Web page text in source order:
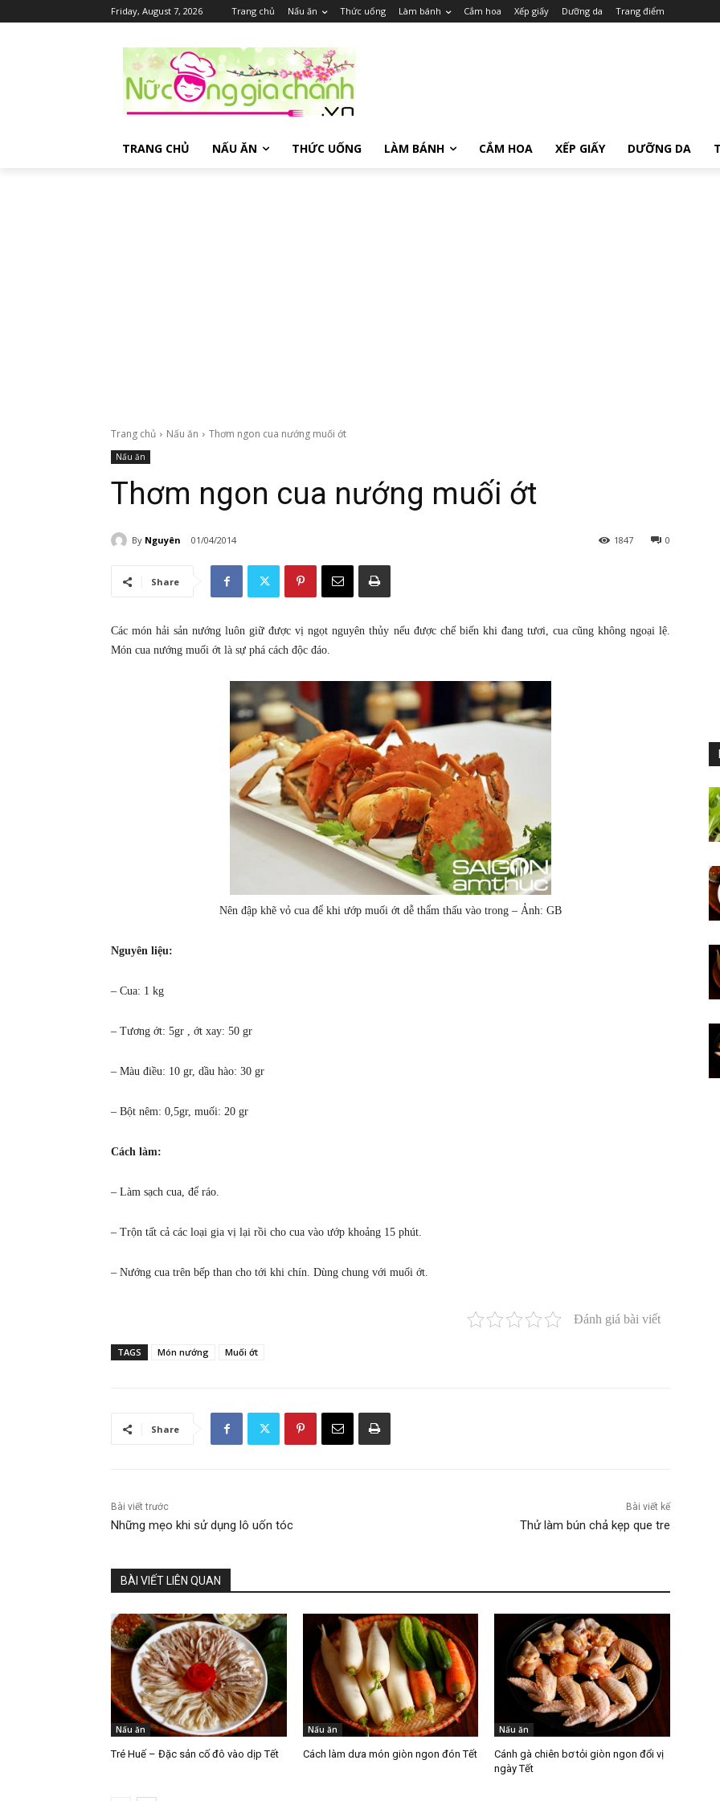
Friday, August 7, 2026 Trang chủ Nấu ăn Thức uống Làm bánh Cắm hoa Xếp giấy Dưỡng da Trang điểm
TRANG CHỦ NẤU ĂN THỨC UỐNG LÀM BÁNH CẮM HOA XẾP GIẤY DƯỠNG DA
Trang chủ Nấu ăn Thơm ngon cua nướng muối ớt
Nấu ăn
Thơm ngon cua nướng muối ớt
By Nguyên 01/04/2014 0
1847
Share
Các món hải sản nướng luôn giữ được vị ngọt nguyên thủy nếu được chế biến khi đang tươi, cua cũng không ngoại lệ.
Món cua nướng muối ớt là sự phá cách độc đáo.
Nên đập khẽ vỏ cua để khi ướp muối ớt dễ thẩm thấu vào trong – Ảnh: GB
Nguyên liệu:
– Cua: 1 kg
– Tương ớt: 5gr , ớt xay: 50 gr
– Màu điều: 10 gr, dầu hào: 30 gr
– Bột nêm: 0,5gr, muối: 20 gr
Cách làm:
– Làm sạch cua, để ráo.
– Trộn tất cả các loại gia vị lại rồi cho cua vào ướp khoảng 15 phút.
– Nướng cua trên bếp than cho tới khi chín. Dùng chung với muối ớt.
Đánh giá bài viết
TAGS Món nướng Muối ớt
Share
Bài viết trước
Những mẹo khi sử dụng lô uốn tóc
Bài viết kế
Thử làm bún chả kẹp que tre
BÀI VIẾT LIÊN QUAN
Nấu ăn
Tré Huế – Đặc sản cố đô vào dịp Tết
Nấu ăn
Cách làm dưa món giòn ngon đón Tết
Nấu ăn
Cánh gà chiên bơ tỏi giòn ngon đổi vị
ngày Tết